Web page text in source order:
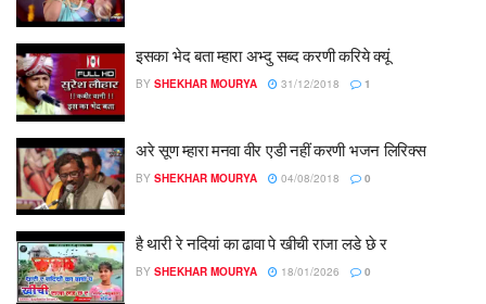
इसका भेद बता म्हारा अभ्दु सब्द करणी करिये क्यूं
BY SHEKHAR MOURYA 31/12/2018 1
अरे सूण म्हारा मनवा वीर एडी नहीं करणी भजन लिरिक्स
BY SHEKHAR MOURYA 04/08/2018 0
है थारी रे नदियां का ढावा पे खीची राजा लडे छे र
BY SHEKHAR MOURYA 18/01/2026 0